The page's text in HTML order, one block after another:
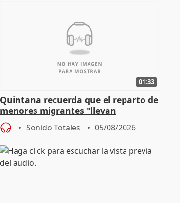
01:33
Quintana recuerda que el reparto de
menores migrantes "llevan
aportación del Gobierno" central
Sonido Totales 05/08/2026